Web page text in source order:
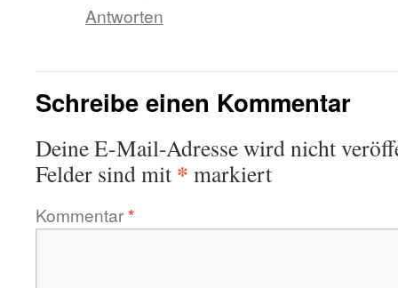
Antworten
Schreibe einen Kommentar
Deine E-Mail-Adresse wird nicht
Felder sind mit * markiert
Kommentar*